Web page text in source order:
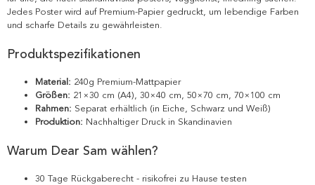
Jedes Poster wird auf Premium-Papier gedruckt, um lebendige Farben
und scharfe Details zu gewährleisten.
Produktspezifikationen
Material: 240g Premium-Mattpapier
Größen: 21×30 cm (A4), 30×40 cm, 50×70 cm, 70×100 cm
Rahmen: Separat erhältlich (in Eiche, Schwarz und Weiß)
Produktion: Nachhaltiger Druck in Skandinavien
Warum Dear Sam wählen?
30 Tage Rückgaberecht - risikofrei zu Hause testen